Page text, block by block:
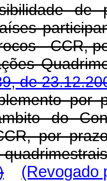
de
- CCR,
de
por
do
por
(Revogado